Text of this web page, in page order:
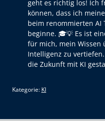
geht es richtig los! Ich
können, dass ich
beim renommierten AI
beginne. 🎓💡 Es ist
für mich, mein Wissen
Intelligenz zu
die Zukunft mit KI
Kategorie: KI